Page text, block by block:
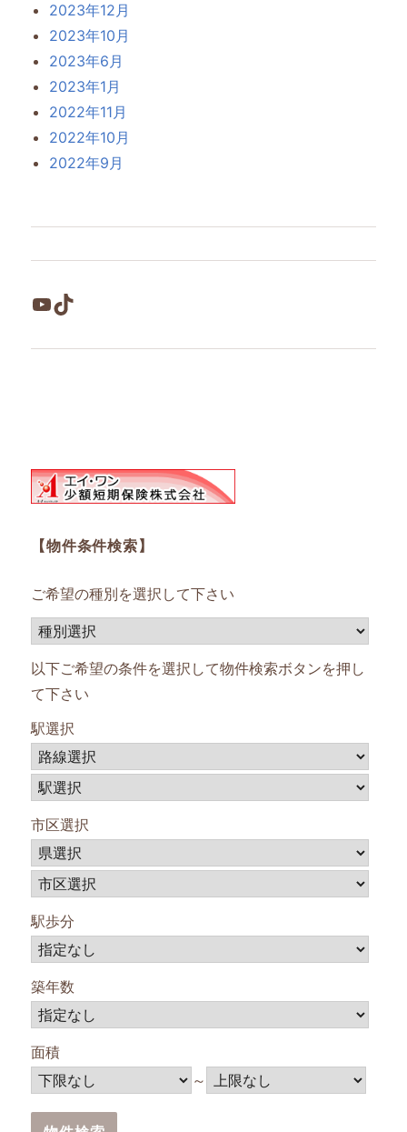
2023年12月
2023年10月
2023年6月
2023年1月
2022年11月
2022年10月
2022年9月
YouTube
TikTok
【物件条件検索】
ご希望の種別を選択して下さい
以下ご希望の条件を選択して物件検索ボタンを押し
て下さい
駅選択
市区選択
駅歩分
築年数
面積
～